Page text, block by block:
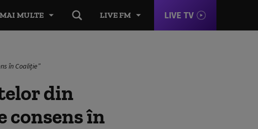
LIVE FM LIVE TV
MAI MULTE
în Coaliție”
din
consens în